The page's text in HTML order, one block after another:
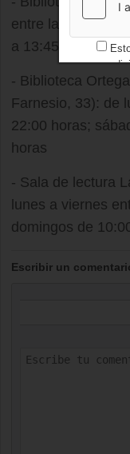
entre las 9:00 y
a 13:45 horas
- Biblioteca
Farnesio, 33): de
22:00 horas;
horas
- Sala de lectura
lunes a viernes
domingos de
Escribir un